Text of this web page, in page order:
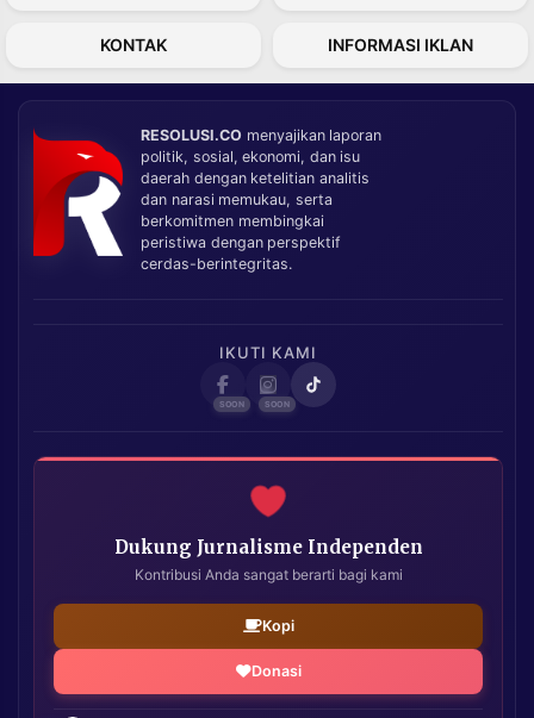
KONTAK INFORMASI IKLAN
RESOLUSI.CO menyajikan laporan
politik, sosial, ekonomi, dan isu
daerah dengan ketelitian analitis
dan narasi memukau, serta
berkomitmen membingkai
peristiwa dengan perspektif
cerdas-berintegritas.
IKUTI KAMI
Dukung Jurnalisme Independen
Kontribusi Anda sangat berarti bagi kami
Kopi
Donasi